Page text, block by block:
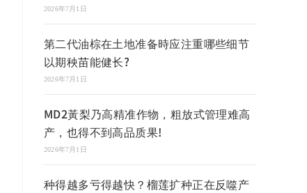
2026年7月1日
第二代油棕在土地准备時应注重哪些细节
以期秧苗能健长?
2026年7月1日
MD2黃梨乃高精准作物，粗放式管理难高
产，也得不到高品质果!
2026年7月1日
种得越多亏得越快？榴莲扩种正在反噬产